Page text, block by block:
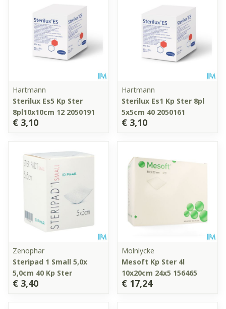
Hartmann
Sterilux Es5 Kp Ster
8pl10x10cm 12 2050191
€ 3,10
Hartmann
Sterilux Es1 Kp Ster 8pl
5x5cm 40 2050161
€ 3,10
Zenophar
Steripad 1 Small 5,0x
5,0cm 40 Kp Ster
€ 3,40
Molnlycke
Mesoft Kp Ster 4l
10x20cm 24x5 156465
€ 17,24